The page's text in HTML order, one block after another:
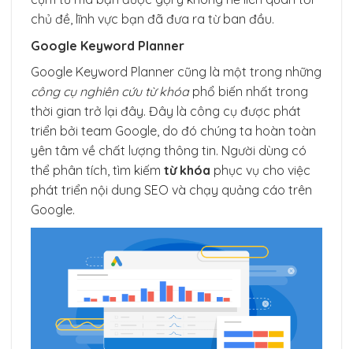
chủ đề, lĩnh vực bạn đã đưa ra từ ban đầu.
Google Keyword Planner
Google Keyword Planner cũng là một trong những
công cụ nghiên cứu từ khóaphổ biến nhất trong
thời gian trở lại đây. Đây là công cụ được phát
triển bởi team Google, do đó chúng ta hoàn toàn
yên tâm về chất lượng thông tin. Người dùng có
thể phân tích, tìm kiếm từ khóa phục vụ cho việc
phát triển nội dung SEO và chạy quảng cáo trên
Google.